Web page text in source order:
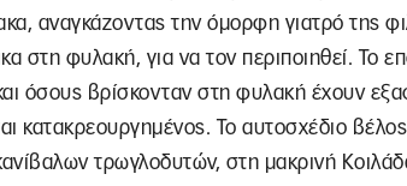
αναγκάζοντας την όμορφη γιατρό της
στη φυλακή, για να τον περιποιηθεί. Το
όσους βρίσκονταν στη φυλακή έχουν
κατακρεουργημένος. Το αυτοσχέδιο
τρωγλοδυτών, στη μακρινή